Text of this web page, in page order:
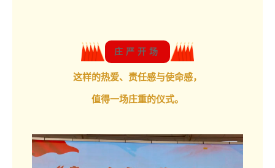
庄严开场
这样的热爱、责任感与使命感，
值得一场庄重的仪式。